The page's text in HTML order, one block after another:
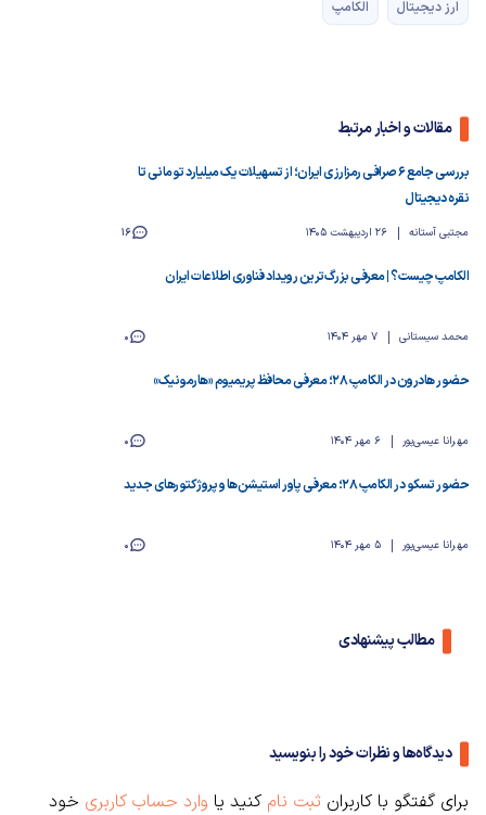
ارز دیجیتال الکامپ
مقالات و اخبار مرتبط
بررسی جامع ۶ صرافی رمزارزی ایران؛ از تسهیلات یک میلیارد تومانی تا
نقره دیجیتال
مجتبی آستانه 26 اردیبهشت 1405 16
الکامپ چیست؟ | معرفی بزرگ‌ترین رویداد فناوری اطلاعات ایران
محمد سیستانی 7 مهر 1404 0
حضور هادرون در الکامپ ۲۸؛ معرفی محافظ پریمیوم «هارمونیک»
مهرانا عیسی‌پور 6 مهر 1404 0
حضور تسکو در الکامپ ۲۸؛ معرفی پاور استیشن‌ها و پروژکتورهای جدید
مهرانا عیسی‌پور 5 مهر 1404 0
مطالب پیشنهادی
دیدگاه‌ها و نظرات خود را بنویسید
برای گفتگو با کاربران ثبت نام کنید یا وارد حساب کاربری خود